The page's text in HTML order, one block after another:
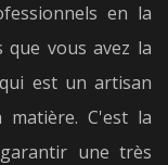
en la
que vous avez la
est un artisan
C'est la
une très